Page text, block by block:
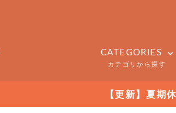
CATEGORIES
カテゴリから探す
【更新】夏期